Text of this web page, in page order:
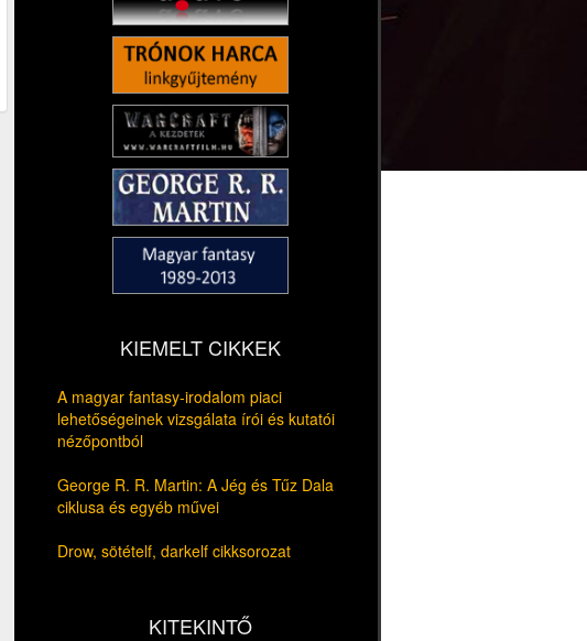
KIEMELT CIKKEK
A magyar fantasy-irodalom piaci
lehetőségeinek vizsgálata írói és kutatói
nézőpontból
George R. R. Martin: A Jég és Tűz Dala
ciklusa és egyéb művei
Drow, sötételf, darkelf cikksorozat
KITEKINTŐ